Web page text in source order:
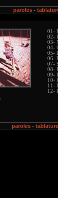
paroles -
01-
02-
03-
04-
05-
06-
07-
08-
09-
10-
11-
12-
paroles-